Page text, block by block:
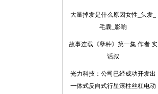
大量掉发是什么原因女性_头发_
毛囊_影响
故事连载《孽种》第一集 作者 实
话叔
光力科技：公司已经成功开发出
一体式反向式行星滚柱丝杠电动